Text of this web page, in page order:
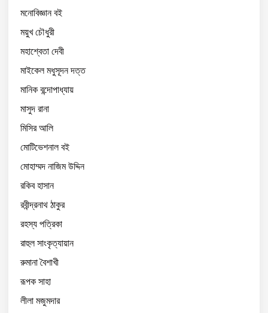
মনোবিজ্ঞান বই
ময়ুখ চৌধুরী
মহাশ্বেতা দেবী
মাইকেল মধুসূদন দত্ত
মানিক বন্দোপাধ্যায়
মাসুদ রানা
মিসির আলি
মোটিভেশনাল বই
মোহাম্মদ নাজিম উদ্দিন
রকিব হাসান
রবীন্দ্রনাথ ঠাকুর
রহস্য পত্রিকা
রাহুল সাংকৃত্যায়ান
রুমানা বৈশাখী
রূপক সাহা
লীলা মজুমদার